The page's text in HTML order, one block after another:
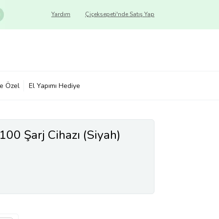
Çiçeksepeti'nde Satış Yap
Yardım
Özel El Yapımı Hediye
Şarj Cihazı (Siyah)